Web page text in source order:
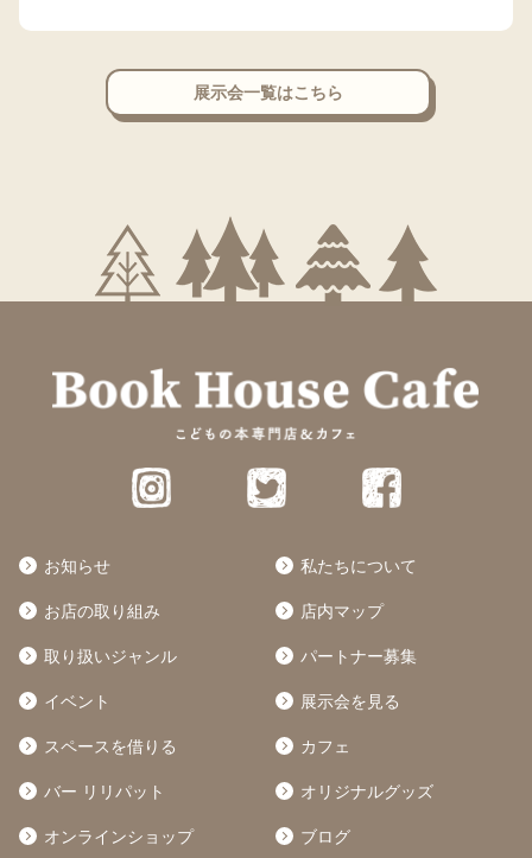
展示会一覧はこちら
お知らせ 私たちについて
お店の取り組み 店内マップ
取り扱いジャンル パートナー募集
イベント 展示会を見る
スペースを借りる カフェ
バー リリパット オリジナルグッズ
オンラインショップ ブログ